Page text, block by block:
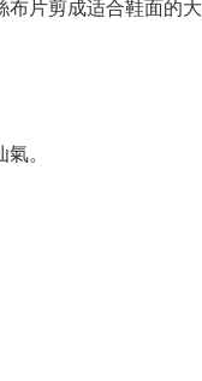
片剪成适合鞋面的
。